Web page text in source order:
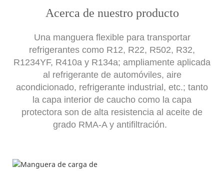
Acerca de nuestro producto
Una manguera flexible para transportar
refrigerantes como R12, R22, R502, R32,
R1234YF, R410a y R134a; ampliamente aplicada
al refrigerante de automóviles, aire
acondicionado, refrigerante industrial, etc.; tanto
la capa interior de caucho como la capa
protectora son de alta resistencia al aceite de
grado RMA-A y antifiltración.